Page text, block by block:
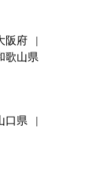
阪府
歌山県
口県